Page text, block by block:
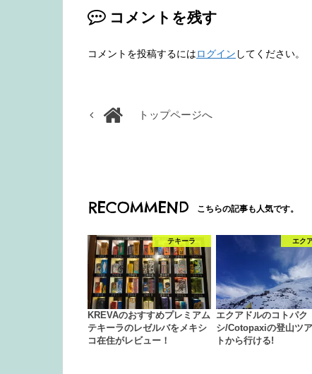
コメントを残す
コメントを投稿するにはログイン してください。
トップページへ
RECOMMEND こちらの記事も人気です。
テキーラ
KREVAのおすすめプレミアム
テキーラのレゼルバをメキシ
コ在住がレビュー！
エク
エクアドルのコトパク
シ/Cotopaxiの登山ツ
トから行ける!